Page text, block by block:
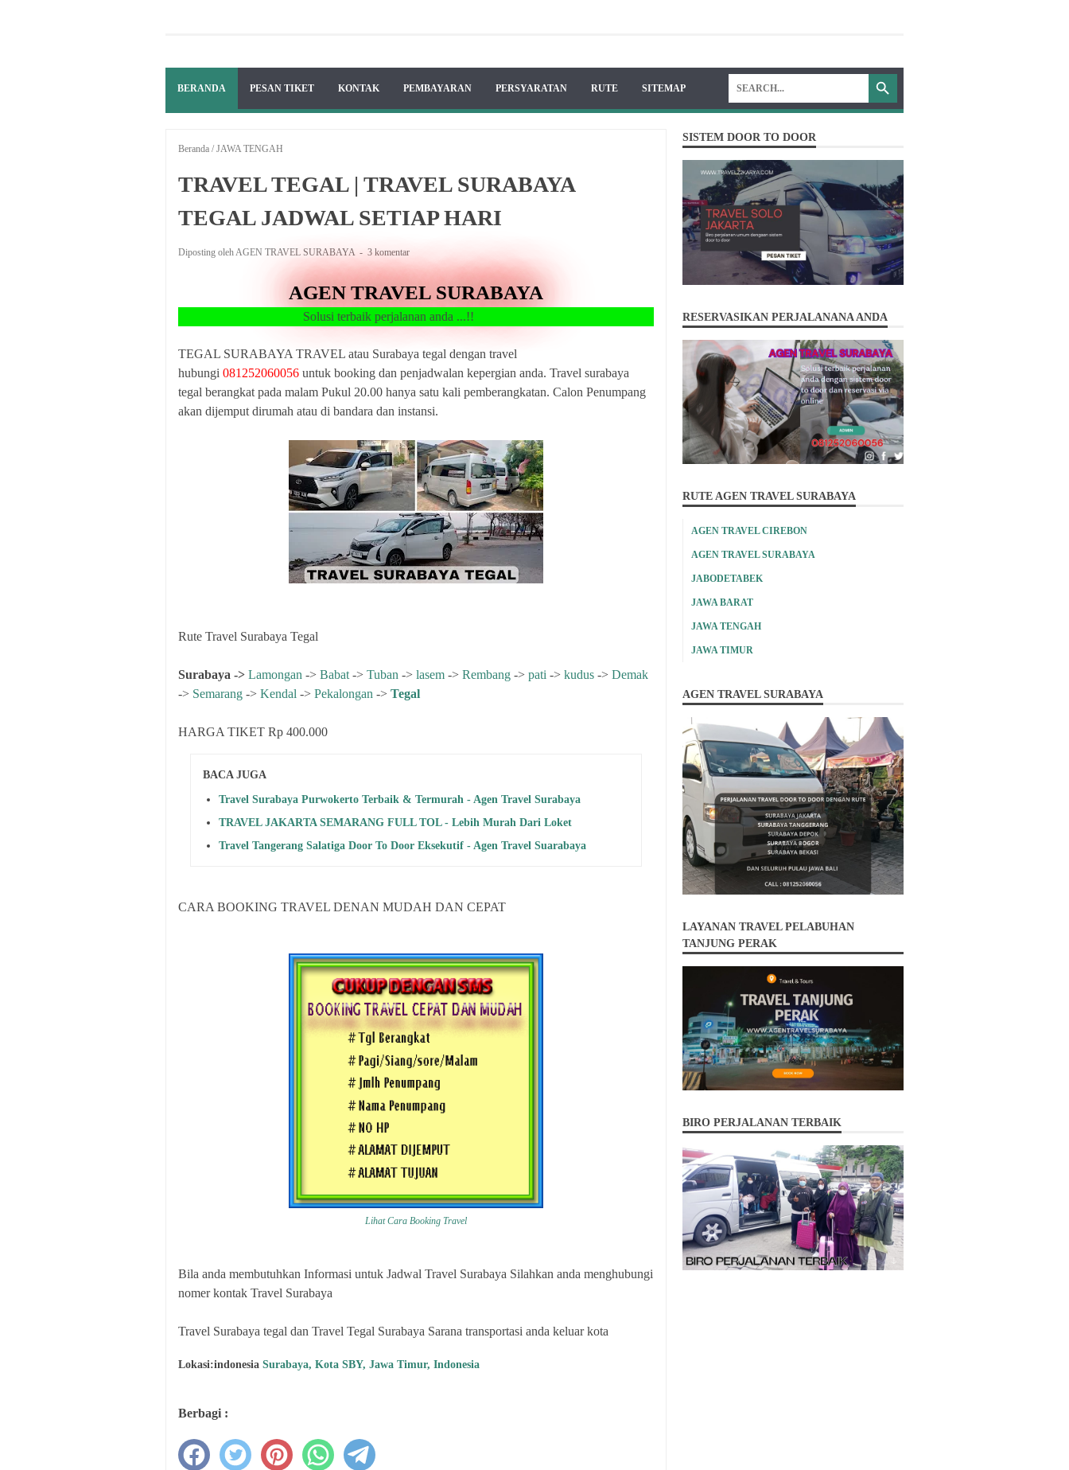
BERANDA PESAN TIKET KONTAK PEMBAYARAN PERSYARATAN RUTE SITEMAP
Beranda /JAWA TENGAH
TRAVEL TEGAL | TRAVEL SURABAYA
TEGAL JADWAL SETIAP HARI
Diposting oleh AGEN TRAVEL SURABAYA 3 komentar
AGEN TRAVEL SURABAYA
Solusi terbaik perjalanan anda ...!!
TEGAL SURABAYA TRAVEL atau Surabaya tegal dengan travel
hubungi 081252060056 untuk booking dan penjadwalan kepergian anda. Travel surabaya
tegal berangkat pada malam Pukul 20.00 hanya satu kali pemberangkatan. Calon Penumpang
akan dijemput dirumah atau di bandara dan instansi.
Rute Travel Surabaya Tegal
Surabaya -> Lamongan -> Babat -> Tuban -> lasem -> Rembang -> pati -> kudus -> Demak
-> Semarang -> Kendal -> Pekalongan -> Tegal
HARGA TIKET Rp 400.000
BACA JUGA
Travel Surabaya Purwokerto Terbaik & Termurah - Agen Travel Surabaya
TRAVEL JAKARTA SEMARANG FULL TOL - Lebih Murah Dari Loket
Travel Tangerang Salatiga Door To Door Eksekutif - Agen Travel Suarabaya
CARA BOOKING TRAVEL DENAN MUDAH DAN CEPAT
Lihat Cara Booking Travel
Bila anda membutuhkan Informasi untuk Jadwal Travel Surabaya Silahkan anda menghubungi
nomer kontak Travel Surabaya
Travel Surabaya tegal dan Travel Tegal Surabaya Sarana transportasi anda keluar kota
Lokasi:indonesia Surabaya, Kota SBY, Jawa Timur, Indonesia
Berbagi :
SISTEM DOOR TO DOOR
RESERVASIKAN PERJALANANA ANDA
RUTE AGEN TRAVEL SURABAYA
AGEN TRAVEL CIREBON
AGEN TRAVEL SURABAYA
JABODETABEK
JAWA BARAT
JAWA TENGAH
JAWA TIMUR
AGEN TRAVEL SURABAYA
LAYANAN TRAVEL PELABUHAN
TANJUNG PERAK
BIRO PERJALANAN TERBAIK